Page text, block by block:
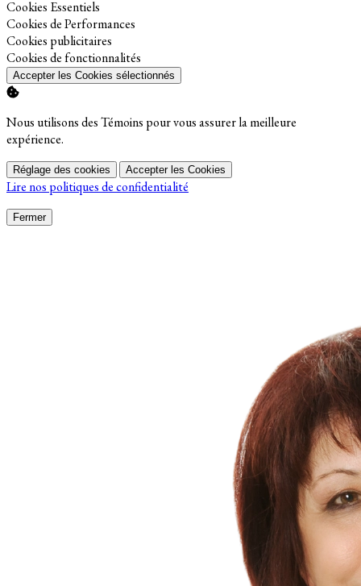
Activer
Cookies Essentiels
Activer
Cookies de Performances
Activer
Cookies publicitaires
Activer
Cookies de fonctionnalités
Accepter les Cookies sélectionnés
Nous utilisons des Témoins pour vous assurer la meilleure
expérience.
Réglage des cookies Accepter les Cookies
Lire nos politiques de confidentialité
Fermer